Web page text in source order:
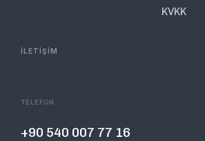
KVKK
İLETİŞİM
TELEFON
+90 540 007 77 16